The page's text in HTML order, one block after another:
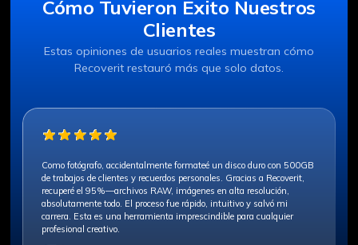
Cómo Tuvieron Éxito Nuestros
Clientes
Estas opiniones de usuarios reales muestran cómo
Recoverit restauró más que solo datos.
Como fotógrafo, accidentalmente formateé un disco duro con 500GB
de trabajos de clientes y recuerdos personales.󠀲󠀡󠀨󠀩󠀳 Gracias a Recoverit,
recuperé el 95%—archivos RAW, imágenes en alta resolución,
absolutamente todo. El proceso fue rápido, intuitivo y salvó mi
carrera.󠀲󠀡󠀩󠀡󠀳 Esta es una herramienta imprescindible para cualquier
profesional creativo.󠀲󠀡󠀩󠀢󠀳